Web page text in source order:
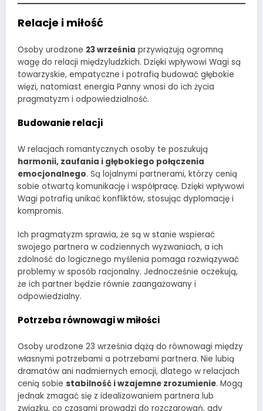
Relacje i miłość
Osoby urodzone 23 września przywiązują ogromną
wagę do relacji międzyludzkich. Dzięki wpływowi Wagi są
towarzyskie, empatyczne i potrafią budować głębokie
więzi, natomiast energia Panny wnosi do ich życia
pragmatyzm i odpowiedzialność.
Budowanie relacji
W relacjach romantycznych osoby te poszukują
harmonii, zaufania i głębokiego połączenia
emocjonalnego. Są lojalnymi partnerami, którzy cenią
sobie otwartą komunikację i współpracę. Dzięki wpływowi
Wagi potrafią unikać konfliktów, stosując dyplomację i
kompromis.
Ich pragmatyzm sprawia, że są w stanie wspierać
swojego partnera w codziennych wyzwaniach, a ich
zdolność do logicznego myślenia pomaga rozwiązywać
problemy w sposób racjonalny. Jednocześnie oczekują,
że ich partner będzie równie zaangażowany i
odpowiedzialny.
Potrzeba równowagi w miłości
Osoby urodzone 23 września dążą do równowagi między
własnymi potrzebami a potrzebami partnera. Nie lubią
dramatów ani nadmiernych emocji, dlatego w relacjach
cenią sobie stabilność i wzajemne zrozumienie. Mogą
jednak zmagać się z idealizowaniem partnera lub
związku, co czasami prowadzi do rozczarowań, gdy